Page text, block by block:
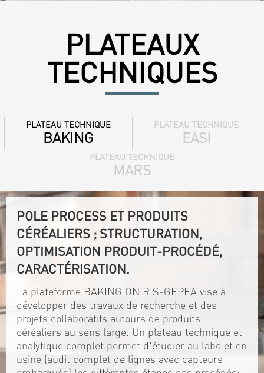
PLATEAUX
TECHNIQUES
PLATEAU TECHNIQUE
BAKING
PLATEAU TECHNIQUE
EASI
PLATEAU TECHNIQUE
MARS
POLE PROCESS ET PRODUITS
CÉRÉALIERS ; STRUCTURATION,
OPTIMISATION PRODUIT-PROCÉDÉ,
CARACTÉRISATION.
La plateforme BAKING ONIRIS-GEPEA vise à
développer des travaux de recherche et des
projets collaboratifs autours de produits
céréaliers au sens large. Un plateau technique et
analytique complet permet d'étudier au labo et en
usine (audit complet de lignes avec capteurs